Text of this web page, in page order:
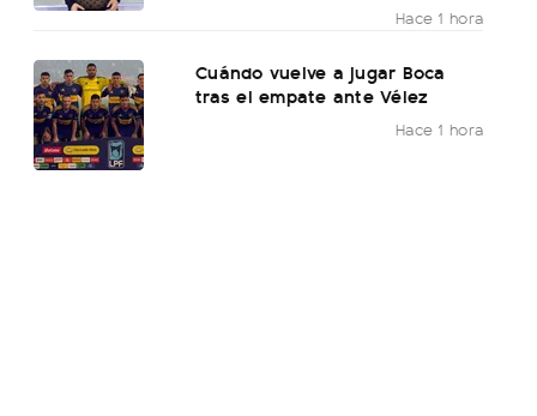
Hace 1 hora
Cuándo vuelve a jugar Boca
tras el empate ante Vélez
Hace 1 hora